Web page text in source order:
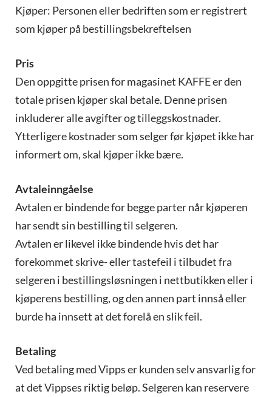
Kjøper: Personen eller bedriften som er registrert
som kjøper på bestillingsbekreftelsen
Pris
Den oppgitte prisen for magasinet KAFFE er den
totale prisen kjøper skal betale. Denne prisen
inkluderer alle avgifter og tilleggskostnader.
Ytterligere kostnader som selger før kjøpet ikke har
informert om, skal kjøper ikke bære.
Avtaleinngåelse
Avtalen er bindende for begge parter når kjøperen
har sendt sin bestilling til selgeren.
Avtalen er likevel ikke bindende hvis det har
forekommet skrive- eller tastefeil i tilbudet fra
selgeren i bestillingsløsningen i nettbutikken eller i
kjøperens bestilling, og den annen part innså eller
burde ha innsett at det forelå en slik feil.
Betaling
Ved betaling med Vipps er kunden selv ansvarlig for
at det Vippses riktig beløp. Selgeren kan reservere